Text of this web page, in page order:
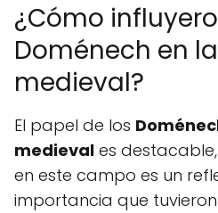
¿Cómo
Doménech en
medieval?
El papel de los
medieval es
en este campo es un
importancia que